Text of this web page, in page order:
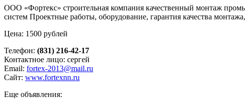
ООО «Фортекс» строительная компания качественный монтаж
систем Проектные работы, оборудование, гарантия качества
Цена: 1500 рублей
Телефон: (831) 216-42-17
Контактное лицо: сергей
Email: fortex-2013@mail.ru
Сайт: www.fortexnn.ru
Еще объявления: